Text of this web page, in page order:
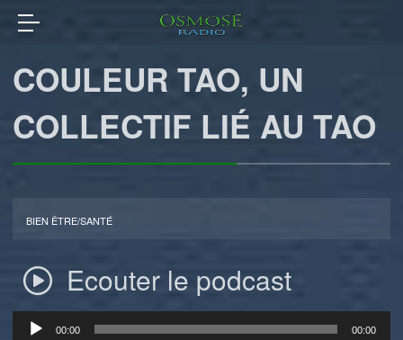
COULEUR TAO, UN
COLLECTIF LIÉ AU TAO
BIEN ÊTRE/SANTÉ
Ecouter le podcast
Lecteur00:00 00:00